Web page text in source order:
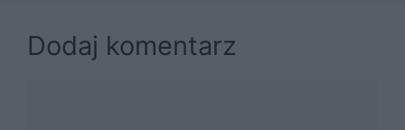
Dodaj komentarz